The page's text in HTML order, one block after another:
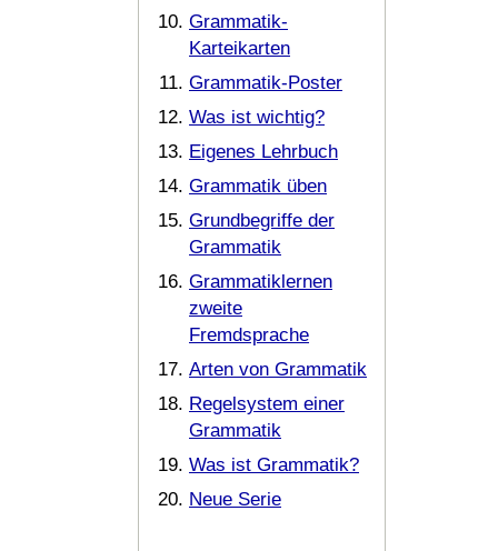
Grammatik-
Karteikarten
Grammatik-Poster
Was ist wichtig?
Eigenes Lehrbuch
Grammatik üben
Grundbegriffe der
Grammatik
Grammatiklernen
zweite
Fremdsprache
Arten von Grammatik
Regelsystem einer
Grammatik
Was ist Grammatik?
Neue Serie